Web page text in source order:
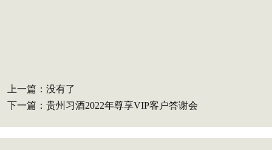
上一篇：没有了
下一篇： 贵州习酒2022年尊享VIP客户答谢会